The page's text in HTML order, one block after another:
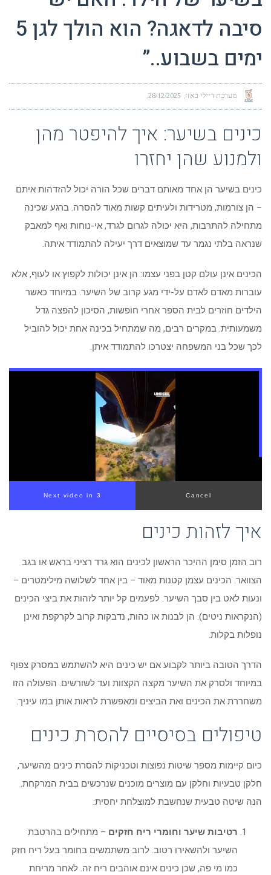
סיבה לדאגה? הוא הולך לגן 5
ימים בשבוע..”
מערכת דיילי באזז 28/12/2025
כינים בשיער: איך להיפטר מהן
ולמנוע שהן יחזרו
כינים בשיער הן אחד מאותם דברים שכל הורה יכול להזדהות איתם
– הן צורמות, מטרידות ולעיתים קשות מאוד להסרה. ברגע שכינה
מתחילה להתרבות, היא יכולה לגרום לגרד, אי-נוחות ואף למאבק
שנראה בלתי נגמר עד שמוצאים דרך יעילה להתמודד איתה.
הכינים אינן עולם קטן בפני עצמו: הן אינן יכולות לקפוץ או לעוף, אלא
עוברות מאדם לאדם על-ידי מגע קרוב של השיער. במיוחד כאשר
הילדים חוזרים לבית הספר אחרי חופשות, הסיכון להפצה גדל
משמעותית. במקרים רבים, מה שמתחיל בכינה אחת יכול להוביל
לכך שכל בני המשפחה יצטרכו להתמודד איתן.
Next video in 3 Cancel
איך לזהות כינים
רוב הזמן סימן ההיכר הראשון לכינים הוא גרד רציני בראש או בגב
הצוואר. הכינים עצמן קטנות מאוד – בין אחד לשלושה מילימטרים –
ונעות לאט בין סבך השיער. לפעמים קל יותר לזהות את ביצי הכינים
(הנקראות ניטים): הן לבנות או כהות, נדבקות קרוב לקרקפת ואינן
נופלות בקלות.
הדרך הטובה ביותר לקבוע אם יש כינים היא להשתמש במסרק צפוף
במיוחד ולסרק את השיער מקצה הקצוות ועד לשורשים. הפעולה הזו
משחררת את הכינים ואת הביצים ומאפשרת לראות אותן במו עיניך.
טיפולים בסיסיים להסרת כינים
כיום קיימות מספר שיטות נפוצות וטכניקות להסרת כינים מהשיער,
חלקן טבעיות וחלקן עם מוצרים מוכנים שנרכשים בבית המרקחת.
הנה שיטה טבעית שנחשבת למוצלחת יחסית:
רטיבות שיער וחומרי ריח חזקים – מתחילים בהרטבת
השיער ולהשאירו רטוב. לרוב משתמשים בחומר בעל ריח חזק
כמו מי פה, שכן כינים אינם אוהבים ריח זה. לאחר מריחת